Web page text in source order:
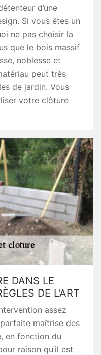
d’une
Si vous êtes un
ne pas choisir la
que le bois massif
noblesse et
peut très
de jardin. Vous
votre clôture
DANS LE
DE L’ART
assez
maîtrise des
en fonction du
raison qu’il est